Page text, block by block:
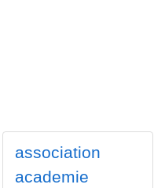
association
academie